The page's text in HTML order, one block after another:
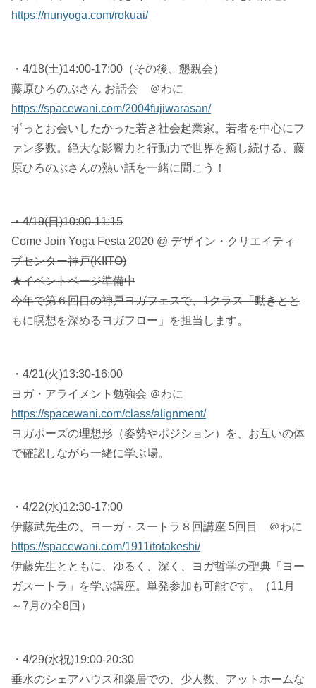
https://nunyoga.com/rokuai/
・4/18(土)14:00-17:00（その後、懇親会）
藤原ひろのぶさん お話会 ＠わに
https://spacewani.com/2004fujiwarasan/
ずっとお会いしたかった若き社会起業家。若者を中心にフ
ァン多数。絶大な影響力と行動力で世界を癒し続ける、藤
原ひろのぶさんの熱い話を一緒に聞こう！
・4/19(日)10:00-11:15
Come Join Yoga Festa 2020 @ デザイン・クリエイティ
ブセンター神戸(KIITO)
★イベントページ準備中
今年で第６回目の神戸ヨガフェスで、1クラス「動きとと
もに瞑想を深めるヨガフロー」を担当します。
・4/21(火)13:30-16:00
ヨガ・アライメント勉強会 ＠わに
https://spacewani.com/class/alignment/
ヨガポーズの理想形（姿勢やポジション）を、お互いの体
で確認しながら一緒に学ぶ場。
・4/22(水)12:30-17:00
伊藤武先生の、ヨーガ・スートラ８回講座 5回目 ＠わに
https://spacewani.com/1911itotakeshi/
伊藤先生とともに、ゆるく、深く、ヨガ哲学の聖典「ヨー
ガスートラ」を学ぶ講座。単発参加も可能です。（11月
～7月の全8回）
・4/29(水祝)19:00-20:30
垂水のシェアハウス和楽居での、少人数、アットホームな